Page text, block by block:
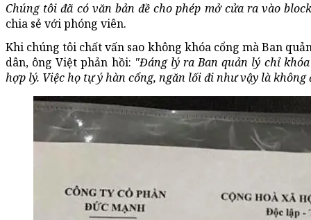
Chúng tôi đã có văn bản đề cho phép mở cửa ra vào
chia sẻ với phóng viên.
Khi chúng tôi chất vấn sao không khóa cổng mà Ban
dân, ông Việt phản hồi: "Đáng lý ra Ban quản lý chỉ
hợp lý. Việc họ tự ý hàn cổng, ngăn lối đi như vậy là không